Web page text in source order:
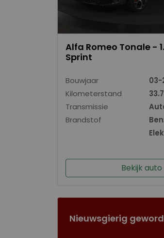
Alfa Romeo Tonale -
Sprint
Bouwjaar
03-
Kilometerstand
Transmissie
Brandstof
Bekijk auto
Nieuwsgierig